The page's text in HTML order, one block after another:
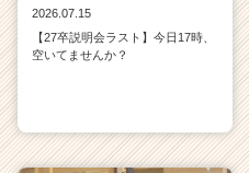
2026.07.15
【27卒説明会ラスト】今日17時、
空いてませんか？